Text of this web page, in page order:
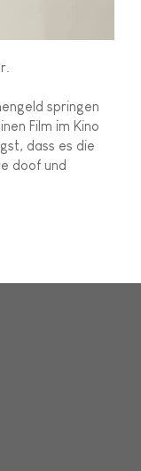
springen
Film im Kino
dass es die
doof und